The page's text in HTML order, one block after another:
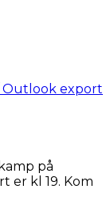
Outlook export
på
er kl 19. Kom